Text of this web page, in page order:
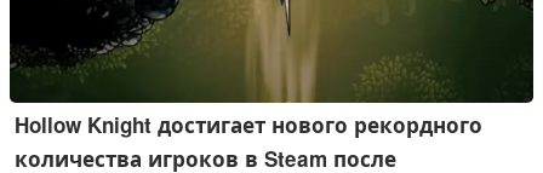
Hollow Knight достигает нового рекордного
количества игроков в Steam после